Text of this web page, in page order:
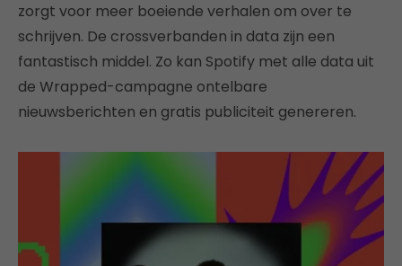
zorgt voor meer boeiende verhalen om over te
schrijven. De crossverbanden in data zijn een
fantastisch middel. Zo kan Spotify met alle data uit
de Wrapped-campagne ontelbare
nieuwsberichten en gratis publiciteit genereren.